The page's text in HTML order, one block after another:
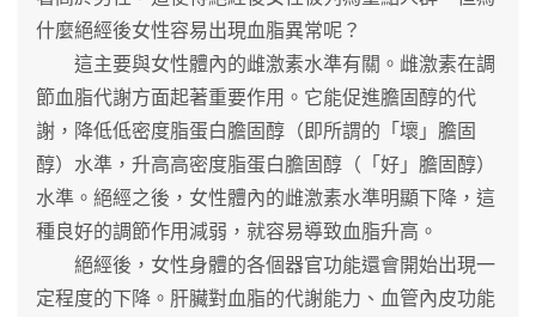
什麼絕經後女性容易出現血脂異常呢？
這主要與女性體內的雌激素水準有關。雌激素在調
節血脂代謝方面起著重要作用。它能促進膽固醇的代
謝，降低低密度脂蛋白膽固醇（即所謂的「壞」膽固
醇）水準，升高高密度脂蛋白膽固醇（「好」膽固醇）
水準。絕經之後，女性體內的雌激素水準明顯下降，這
種良好的調節作用減弱，就容易導致血脂升高。
絕經後，女性身體的各個器官功能還會開始出現一
定程度的下降。肝臟對血脂的代謝能力、血管內皮功能